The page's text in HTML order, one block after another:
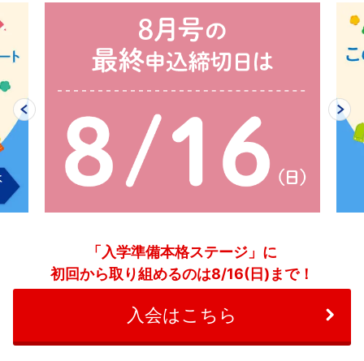
「入学準備本格ステージ」に
初回から取り組めるのは8/16(日)まで！
入会はこちら